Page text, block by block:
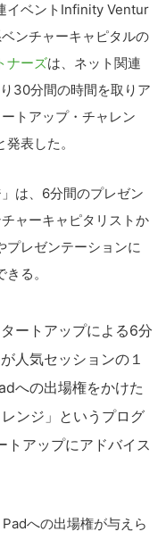
イベントInfinity Ventur
ンチャーキャピタルの
ナーズは、ネット関連
30分間の時間を取りア
トアップ・チャレン
表した。
は、6分間のプレゼン
ャーキャピタリストか
プレゼンテーションに
る。
ートアップによる6分
人気セッションの１
への出場権をかけた
ンジ」というプログ
トアップにアドバイス
への出場権が与えら